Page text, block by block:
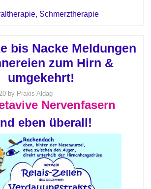
, Schmerztherapie
bis Nacke Meldungen
zum Hirn &
umgekehrt!
by Praxis Aldag
Nervenfasern
eben überall!